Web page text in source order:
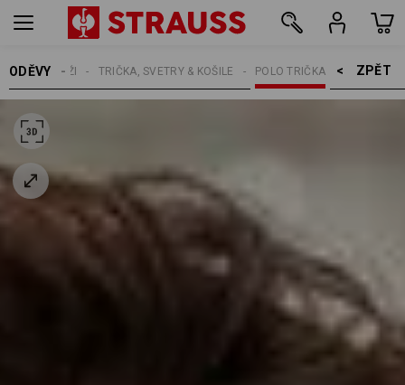
ODĚVY ZPĚT    >
POLO TRIČKA
TRIČKA, SVETRY & KOŠILE
MUŽI